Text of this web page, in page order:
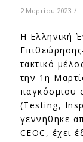
2 Μαρτίου 2023 /
Η Ελληνική
τακτικό
την 1η
παγκόσμιου
(Testing,
γεννήθηκε
CEOC, έχει